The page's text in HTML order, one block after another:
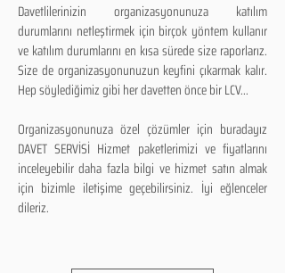
Davetlilerinizin organizasyonunuza katılım
durumlarını netleştirmek için birçok yöntem kullanır
ve katılım durumlarını en kısa sürede size raporlarız.
Size de organizasyonunuzun keyfini çıkarmak kalır.
Hep söylediğimiz gibi her davetten önce bir LCV...
Organizasyonunuza özel çözümler için buradayız
DAVET SERVİSİ Hizmet paketlerimizi ve fiyatlarını
inceleyebilir daha fazla bilgi ve hizmet satın almak
için bizimle iletişime geçebilirsiniz. İyi eğlenceler
dileriz.